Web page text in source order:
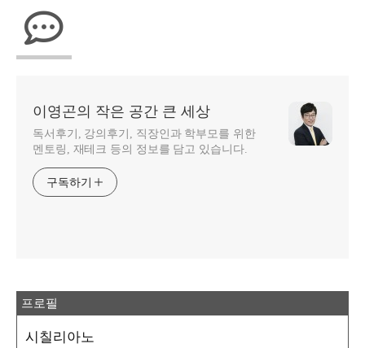
이영곤의 작은 공간 큰 세상
독서후기, 강의후기, 직장인과 학부모를 위한
멘토링, 재테크 등의 정보를 담고 있습니다.
구독하기
프로필
시칠리아노